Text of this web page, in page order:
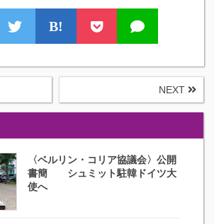
B!
NEXT
〈ベルリン・コリア協議会〉公開
書簡 シュミット駐韓ドイツ大
使へ